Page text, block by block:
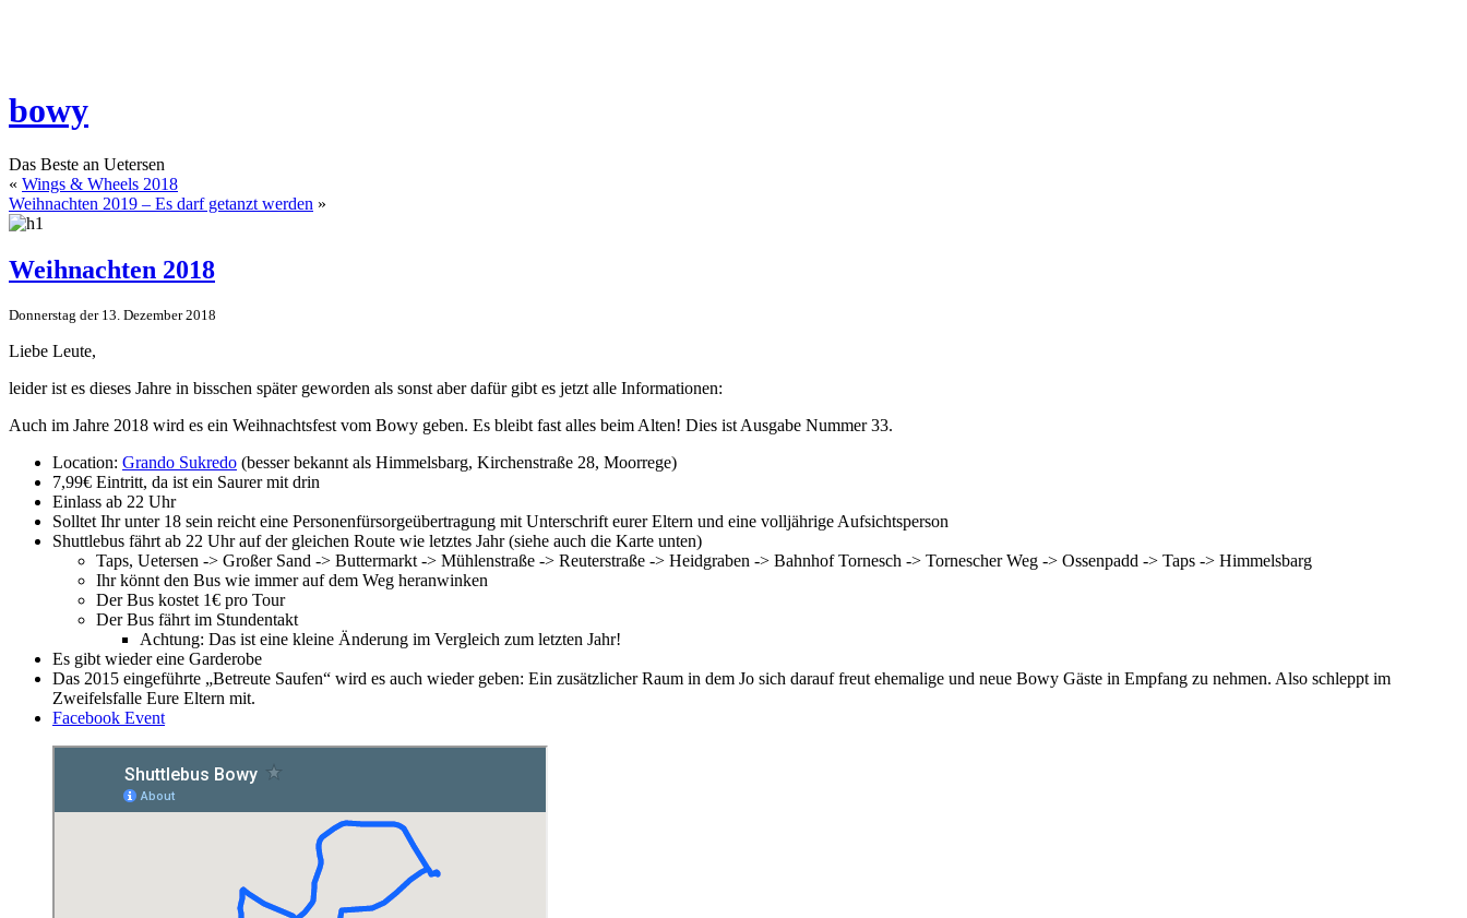
bowy
Das Beste an Uetersen
« Wings & Wheels 2018
Weihnachten 2019 – Es darf getanzt werden »
Weihnachten 2018
Donnerstag der 13. Dezember 2018
Liebe Leute,
leider ist es dieses Jahre in bisschen später geworden als sonst aber dafür gibt es jetzt alle Informationen:
Auch im Jahre 2018 wird es ein Weihnachtsfest vom Bowy geben. Es bleibt fast alles beim Alten! Dies ist Ausgabe Nummer 33.
Location: Grando Sukredo (besser bekannt als Himmelsbarg, Kirchenstraße 28, Moorrege)
7,99€ Eintritt, da ist ein Saurer mit drin
Einlass ab 22 Uhr
Solltet Ihr unter 18 sein reicht eine Personenfürsorgeübertragung mit Unterschrift eurer Eltern und eine volljährige Aufsichtsperson
Shuttlebus fährt ab 22 Uhr auf der gleichen Route wie letztes Jahr (siehe auch die Karte unten)
Taps, Uetersen -> Großer Sand -> Buttermarkt -> Mühlenstraße -> Reuterstraße -> Heidgraben -> Bahnhof Tornesch -> Tornescher Weg -> Ossenpadd -> Taps -> Himmelsbarg
Ihr könnt den Bus wie immer auf dem Weg heranwinken
Der Bus kostet 1€ pro Tour
Der Bus fährt im Stundentakt
Achtung: Das ist eine kleine Änderung im Vergleich zum letzten Jahr!
Es gibt wieder eine Garderobe
Das 2015 eingeführte „Betreute Saufen“ wird es auch wieder geben: Ein zusätzlicher Raum in dem Jo sich darauf freut ehemalige und neue Bowy Gäste in Empfang zu nehmen. Also schleppt im
Zweifelsfalle Eure Eltern mit.
Facebook Event